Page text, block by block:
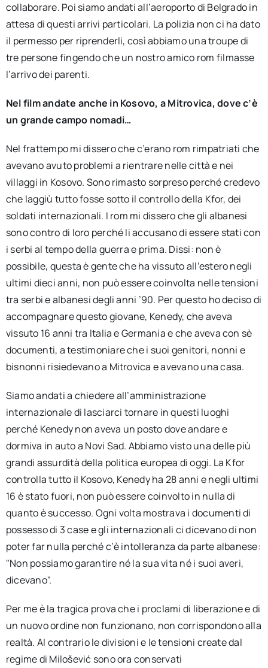
collaborare. Poi siamo andati all’aeroporto di Belgrado in
attesa di questi arrivi particolari. La polizia non ci ha dato
il permesso per riprenderli, così abbiamo una troupe di
tre persone fingendo che un nostro amico rom filmasse
l’arrivo dei parenti.
Nel film andate anche in Kosovo, a Mitrovica, dove c’è
un grande campo nomadi…
Nel frattempo mi dissero che c’erano rom rimpatriati che
avevano avuto problemi a rientrare nelle città e nei
villaggi in Kosovo. Sono rimasto sorpreso perché credevo
che laggiù tutto fosse sotto il controllo della Kfor, dei
soldati internazionali. I rom mi dissero che gli albanesi
sono contro di loro perché li accusano di essere stati con
i serbi al tempo della guerra e prima. Dissi: non è
possibile, questa è gente che ha vissuto all’estero negli
ultimi dieci anni, non può essere coinvolta nelle tensioni
tra serbi e albanesi degli anni ’90. Per questo ho deciso di
accompagnare questo giovane, Kenedy, che aveva
vissuto 16 anni tra Italia e Germania e che aveva con sè
documenti, a testimoniare che i suoi genitori, nonni e
bisnonni risiedevano a Mitrovica e avevano una casa.
Siamo andati a chiedere all’amministrazione
internazionale di lasciarci tornare in questi luoghi
perché Kenedy non aveva un posto dove andare e
dormiva in auto a Novi Sad. Abbiamo visto una delle più
grandi assurdità della politica europea di oggi. La Kfor
controlla tutto il Kosovo, Kenedy ha 28 anni e negli ultimi
16 è stato fuori, non può essere coinvolto in nulla di
quanto è successo. Ogni volta mostrava i documenti di
possesso di 3 case e gli internazionali ci dicevano di non
poter far nulla perché c’è intolleranza da parte albanese:
"Non possiamo garantire né la sua vita né i suoi averi,
dicevano".
Per me è la tragica prova che i proclami di liberazione e di
un nuovo ordine non funzionano, non corrispondono alla
realtà. Al contrario le divisioni e le tensioni create dal
regime di Milošević sono ora conservati